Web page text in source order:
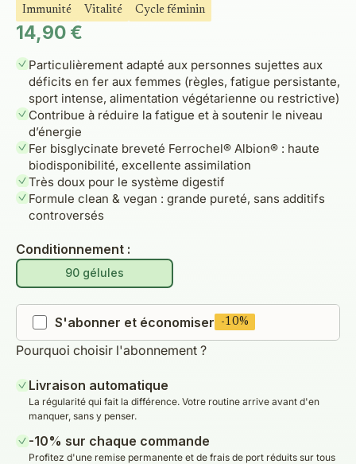
Immunité Vitalité Cycle féminin
Prix de vente
14,90 €
Particulièrement adapté aux personnes sujettes aux
déficits en fer aux femmes (règles, fatigue persistante,
sport intense, alimentation végétarienne ou restrictive)
Contribue à réduire la fatigue et à soutenir le niveau
d’énergie
Fer bisglycinate breveté Ferrochel® Albion® : haute
biodisponibilité, excellente assimilation
Très doux pour le système digestif
Formule clean & vegan : grande pureté, sans additifs
controversés
Conditionnement :
90 gélules
S'abonner et économiser -10%
Pourquoi choisir l'abonnement ?
Livraison automatique
La régularité qui fait la différence. Votre routine arrive avant d'en
manquer, sans y penser.
-10% sur chaque commande
Profitez d'une remise permanente et de frais de port réduits sur tous